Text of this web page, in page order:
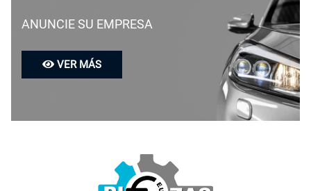
ANUNCIE SU EMPRESA
VER MÁS